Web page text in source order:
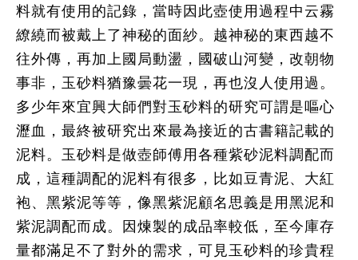
料就有使用的記錄，當時因此壺使用過程中云霧
繚繞而被戴上了神秘的面紗。越神秘的東西越不
往外傳，再加上國局動盪，國破山河變，改朝物
事非，玉砂料猶豫曇花一現，再也沒人使用過。
多少年來宜興大師們對玉砂料的研究可謂是嘔心
瀝血，最終被研究出來最為接近的古書籍記載的
泥料。玉砂料是做壺師傅用各種紫砂泥料調配而
成，這種調配的泥料有很多，比如豆青泥、大紅
袍、黑紫泥等等，像黑紫泥顧名思義是用黑泥和
紫泥調配而成。因煉製的成品率較低，至今庫存
量都滿足不了對外的需求，可見玉砂料的珍貴程